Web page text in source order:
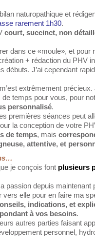
naturopathique et
rarement 1h30.
court, succinct, non
dans ce «moule», et
+ rédaction du PHV
débuts. J’ai cependant
extrêmement
temps pour vous, pour
personnalisé.
premières séances peut
la conception de votre
de temps, mais
attentive, et
je conçois font plusieurs
passion depuis maintenant
vers elle pour en faire ma
indications, et
à vos besoins.
autres parties faisant
personnel,